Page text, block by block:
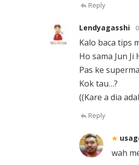
Reply
Lendyagasshi
Kalo baca tips
Ho sama Jun Ji
Pas ke
Kok tau…?
((Kare a dia
Reply
wah